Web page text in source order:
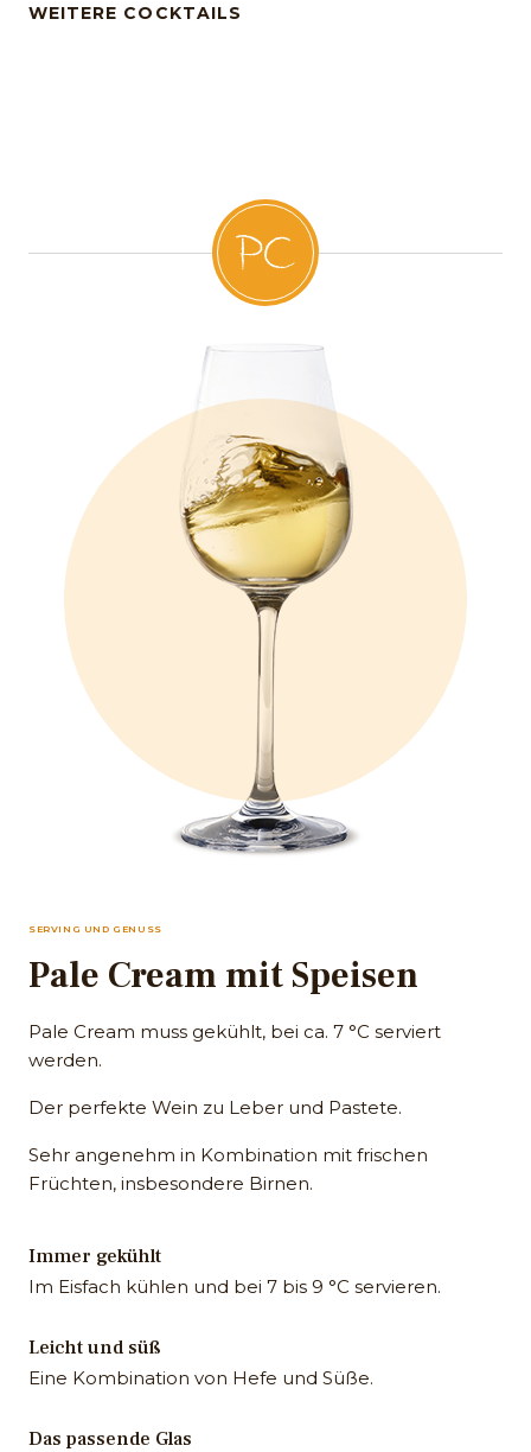
WEITERE COCKTAILS
SERVING UND GENUSS
Pale Cream mit Speisen
Pale Cream muss gekühlt, bei ca. 7 °C serviert
werden.
Der perfekte Wein zu Leber und Pastete.
Sehr angenehm in Kombination mit frischen
Früchten, insbesondere Birnen.
Immer gekühlt
Im Eisfach kühlen und bei 7 bis 9 °C servieren.
Leicht und süß
Eine Kombination von Hefe und Süße.
Das passende Glas